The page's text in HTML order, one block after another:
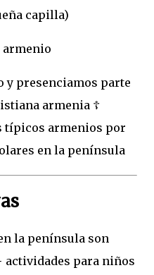
capilla)
y presenciamos parte
armenia ☦️
típicos armenios por
en la península
la península son
para niños